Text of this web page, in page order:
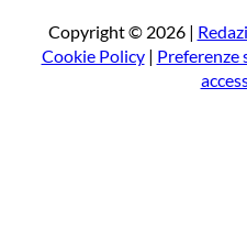
Copyright © 2026 |
Cookie Policy| Preferenze